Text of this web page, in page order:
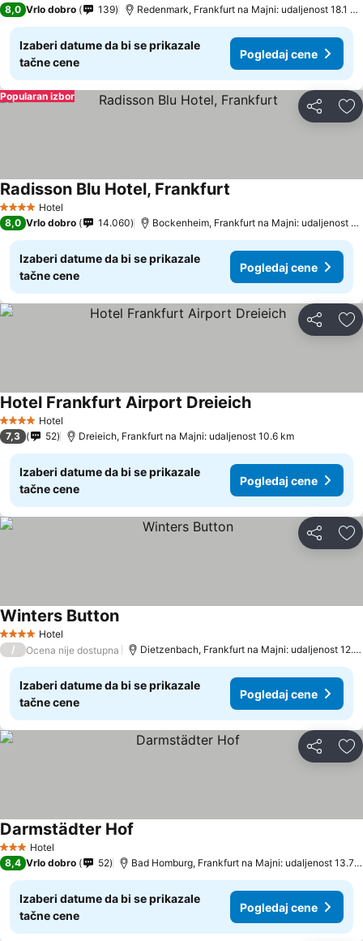
8,0 Vrlo dobro 139 Redenmark, Frankfurt na Majni: udaljenost 18.1 km
Izaberi datume da bi se prikazale
tačne cene
Pogledaj cene
Deli
Popularan izbor
4 ZvezdiceHotel
Radisson Blu Hotel, Frankfurt
8,0 Vrlo dobro 14.060 Bockenheim, Frankfurt na Majni: udaljenost
Izaberi datume da bi se prikazale
tačne cene
Pogledaj cene
Deli
4 ZvezdiceHotel
Hotel Frankfurt Airport DreieichPogledaj cene
7,3 52 Dreieich, Frankfurt na Majni: udaljenost 10.6 km
Izaberi datume da bi se prikazale
tačne cene
Pogledaj cene
Deli
4 ZvezdiceHotel
Winters ButtonPogledaj cene
/ Ocena nije dostupna Dietzenbach, Frankfurt na Majni: udaljenost 12.5
Izaberi datume da bi se prikazale
tačne cene
Pogledaj cene
Deli
3 Zvezdice
Hotel
Darmstädter Hof
8,4 Vrlo dobro 52 Bad Homburg, Frankfurt na Majni: udaljenost 13.7
Izaberi datume da bi se prikazale
tačne cene
Pogledaj cene